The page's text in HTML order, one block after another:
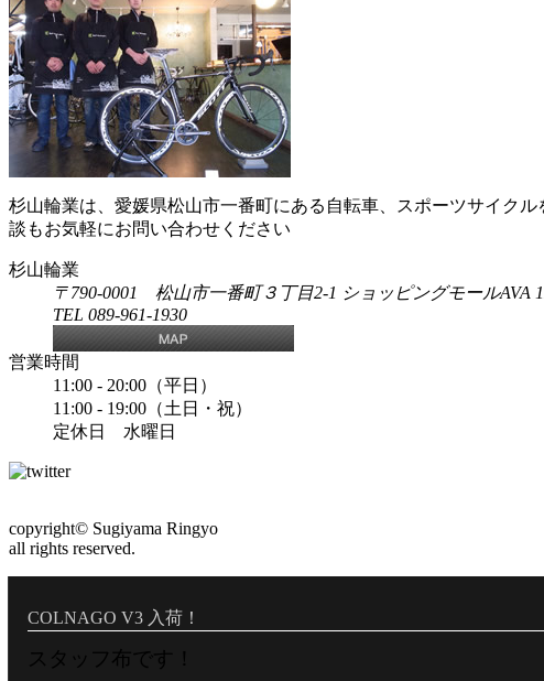
杉山輪業は、愛媛県松山市一番町にある自転車、スポーツサイク
談もお気軽にお問い合わせください
杉山輪業
〒790-0001 松山市一番町３丁目2-1 ショッピングモールAVA
TEL 089-961-1930
営業時間
11:00 - 20:00（平日）
11:00 - 19:00（土日・祝）
定休日 水曜日
copyright© Sugiyama Ringyo
all rights reserved.
COLNAGO V3 入荷！
スタッフ布です！